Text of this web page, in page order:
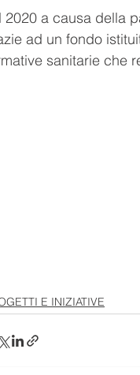
2020 a causa della
ad un fondo
sanitarie che
E INIZIATIVE